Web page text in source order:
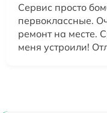
Сервис просто
первоклассные.
ремонт на месте.
меня устроили!